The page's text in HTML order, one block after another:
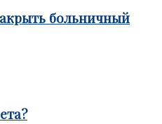
больничный